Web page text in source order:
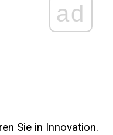
ad
Sie in Innovation.